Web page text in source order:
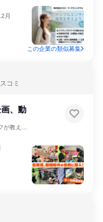
月
この企業の類似募集
コミ
、動